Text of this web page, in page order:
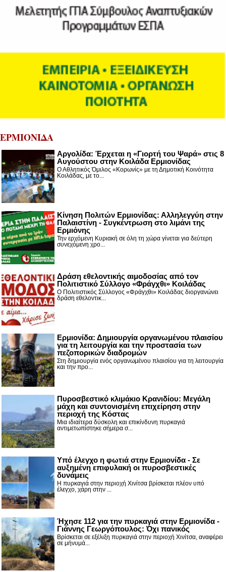
ΕΡΜΙΟΝΙΔΑ
Αργολίδα: Έρχεται η «Γιορτή του Ψαρά» στις 8
Αυγούστου στην Κοιλάδα Ερμιονίδας
Ο Αθλητικός Όμιλος «Κορωνίς» με τη Δημοτική Κοινότητα
Κοιλάδας, με το...
Κίνηση Πολιτών Ερμιονίδας: Αλληλεγγύη στην
Παλαιστίνη - Συγκέντρωση στο λιμάνι της
Ερμιόνης
Την ερχόμενη Κυριακή σε όλη τη χώρα γίνεται για δεύτερη
συνεχόμενη χρο...
Δράση εθελοντικής αιμοδοσίας από τον
Πολιτιστικό Σύλλογο «Φράγχθι» Κοιλάδας
Ο Πολιτιστικός Σύλλογος «Φράγχθι» Κοιλάδας διοργανώνει
δράση εθελοντικ...
Ερμιονίδα: Δημιουργία οργανωμένου πλαισίου
για τη λειτουργία και την προστασία των
πεζοπορικών διαδρομών
Στη δημιουργία ενός οργανωμένου πλαισίου για τη λειτουργία
και την προ...
Πυροσβεστικό κλιμάκιο Κρανιδίου: Μεγάλη
μάχη και συντονισμένη επιχείρηση στην
περιοχή της Κόστας
Μια ιδιαίτερα δύσκολη και επικίνδυνη πυρκαγιά
αντιμετωπίστηκε σήμερα σ...
Υπό έλεγχο η φωτιά στην Ερμιονίδα - Σε
αυξημένη επιφυλακή οι πυροσβεστικές
δυνάμεις
Η πυρκαγιά στην περιοχή Χινίτσα βρίσκεται πλέον υπό
έλεγχο, χάρη στην ...
Ήχησε 112 για την πυρκαγιά στην Ερμιονίδα -
Γιάννης Γεωργόπουλος: Όχι πανικός
Βρίσκεται σε εξέλιξη πυρκαγιά στην περιοχή Χινίτσα, αναφέρει
σε μήνυμά...